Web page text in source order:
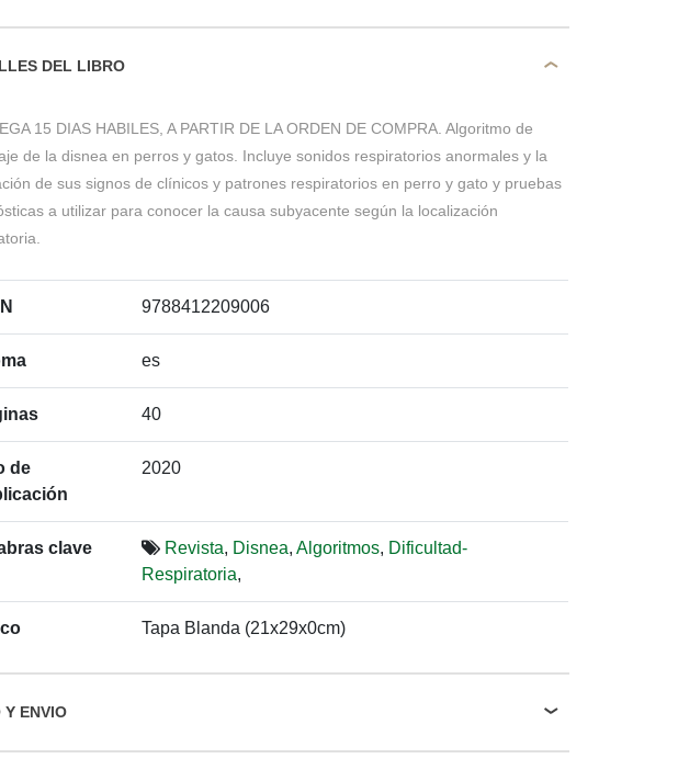
DEL LIBRO
15 DIAS HABILES, A PARTIR DE LA ORDEN DE COMPRA. Algoritmo de
de la disnea en perros y gatos. Incluye sonidos respiratorios anormales y la
de sus signos de clínicos y patrones respiratorios en perro y gato y pruebas
a utilizar para conocer la causa subyacente según la localización
9788412209006
es
40
de
2020
clave Revista, Disnea, Algoritmos, Dificultad-
Respiratoria,
Tapa Blanda (21x29x0cm)
Y ENVIO